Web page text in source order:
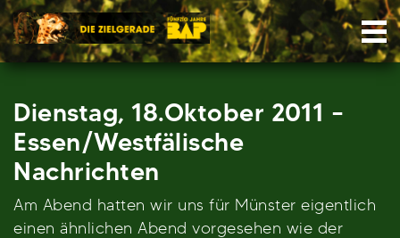
Skip
to
content
Dienstag, 18.Oktober 2011 –
Essen/Westfälische
Nachrichten
Am Abend hatten wir uns für Münster eigentlich
einen ähnlichen Abend vorgesehen wie der